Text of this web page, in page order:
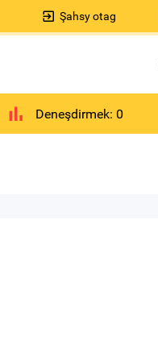
Şahsy otag
Deneşdirmek: 0